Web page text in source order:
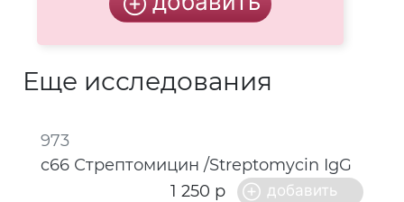
Еще исследования
973
c66 Стрептомицин /Streptomycin IgG
1 250 р